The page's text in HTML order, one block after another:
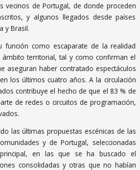
vecinos de Portugal, de donde proceden
y algunos llegados desde países
y Brasil.
función como escaparate de la realidad
ámbito territorial, tal y como confirman el
aseguran haber contratado espectáculos
los últimos cuatro años. A la circulación
contribuye el hecho de que el 83 % de
de redes o circuitos de programación,
las últimas propuestas escénicas de las
y de Portugal, seleccionadas
en las que se ha buscado el
consolidadas y otras que no habían